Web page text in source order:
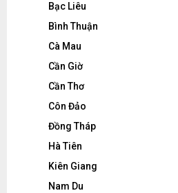
Bạc Liêu
Bình Thuận
Cà Mau
Cần Giờ
Cần Thơ
Côn Đảo
Đồng Tháp
Hà Tiên
Kiên Giang
Nam Du